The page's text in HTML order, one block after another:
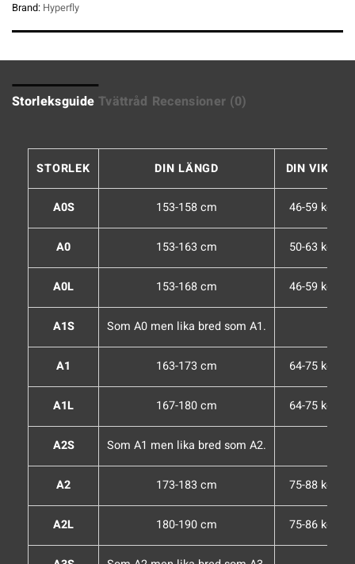
Brand: Hyperfly
Storleksguide Tvättråd Recensioner (0)
STORLEK DIN LÄNGD DIN VIKT
A0S 153-158 cm 46-59 kg
A0 153-163 cm 50-63 kg
A0L 153-168 cm 46-59 kg
A1S Som A0 men lika bred som A1.
A1 163-173 cm 64-75 kg
A1L 167-180 cm 64-75 kg
A2S Som A1 men lika bred som A2.
A2 173-183 cm 75-88 kg
A2L 180-190 cm 75-86 kg